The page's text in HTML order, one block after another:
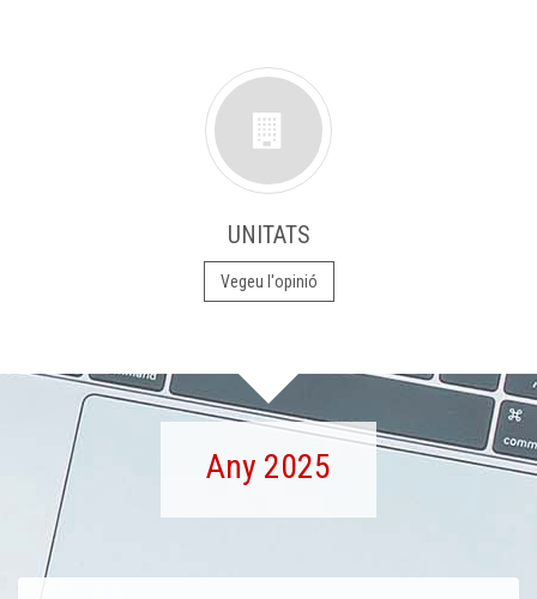
UNITATS
Vegeu l'opinió
Any 2025